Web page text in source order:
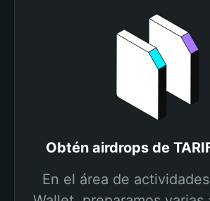
Obtén airdrops de
En el área de